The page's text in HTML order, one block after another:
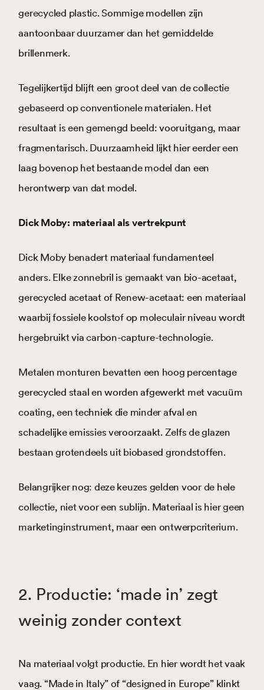
gerecycled plastic. Sommige modellen zijn
aantoonbaar duurzamer dan het gemiddelde
brillenmerk.
Tegelijkertijd blijft een groot deel van de collectie
gebaseerd op conventionele materialen. Het
resultaat is een gemengd beeld: vooruitgang, maar
fragmentarisch. Duurzaamheid lijkt hier eerder een
laag bovenop het bestaande model dan een
herontwerp van dat model.
Dick Moby: materiaal als vertrekpunt
Dick Moby benadert materiaal fundamenteel
anders. Elke zonnebril is gemaakt van bio-acetaat,
gerecycled acetaat of Renew-acetaat: een materiaal
waarbij fossiele koolstof op moleculair niveau wordt
hergebruikt via carbon-capture-technologie.
Metalen monturen bevatten een hoog percentage
gerecycled staal en worden afgewerkt met vacuüm
coating, een techniek die minder afval en
schadelijke emissies veroorzaakt. Zelfs de glazen
bestaan grotendeels uit biobased grondstoffen.
Belangrijker nog: deze keuzes gelden voor de hele
collectie, niet voor een sublijn. Materiaal is hier geen
marketinginstrument, maar een ontwerpcriterium.
2. Productie: ‘made in’ zegt
weinig zonder context
Na materiaal volgt productie. En hier wordt het vaak
vaag. “Made in Italy” of “designed in Europe” klinkt